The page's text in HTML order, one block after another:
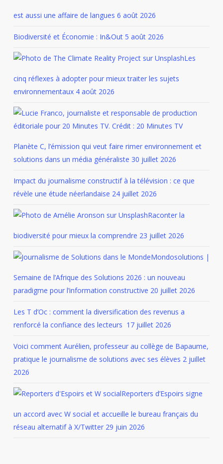
est aussi une affaire de langues 6 août 2026
Biodiversité et Économie : In&Out 5 août 2026
Les
cinq réflexes à adopter pour mieux traiter les sujets
environnementaux 4 août 2026
Planète C, l’émission qui veut faire rimer environnement et
solutions dans un média généraliste 30 juillet 2026
Impact du journalisme constructif à la télévision : ce que
révèle une étude néerlandaise 24 juillet 2026
Raconter la
biodiversité pour mieux la comprendre 23 juillet 2026
Mondosolutions |
Semaine de l’Afrique des Solutions 2026 : un nouveau
paradigme pour l’information constructive 20 juillet 2026
Les T d’Oc : comment la diversification des revenus a
renforcé la confiance des lecteurs 17 juillet 2026
Voici comment Aurélien, professeur au collège de Bapaume,
pratique le journalisme de solutions avec ses élèves 2 juillet
2026
Reporters d’Espoirs signe
un accord avec W social et accueille le bureau français du
réseau alternatif à X/Twitter 29 juin 2026